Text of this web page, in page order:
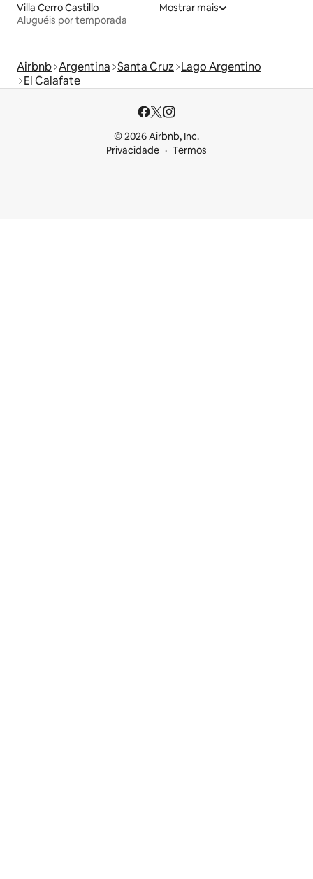
Villa Cerro Castillo
Aluguéis por temporada
Mostrar mais
Airbnb Argentina Santa Cruz Lago Argentino
El Calafate
© 2026 Airbnb, Inc.
Privacidade
Termos